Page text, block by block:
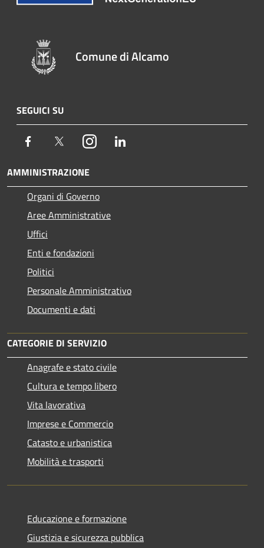
Comune di Alcamo
SEGUICI SU
Facebook TwitterInstagram
AMMINISTRAZIONE
Organi di Governo
Aree Amministrative
Uffici
Enti e fondazioni
Politici
Personale Amministrativo
Documenti e dati
CATEGORIE DI SERVIZIO
Anagrafe e stato civile
Cultura e tempo libero
Vita lavorativa
Imprese e Commercio
Catasto e urbanistica
Mobilità e trasporti
Educazione e formazione
Giustizia e sicurezza pubblica